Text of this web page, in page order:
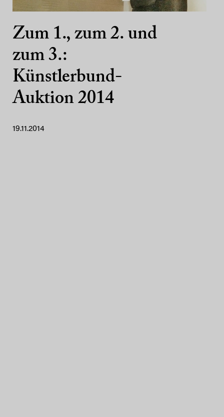
Zum 1., zum 2. und
zum 3.:
Künstlerbund-
Auktion 2014
19.11.2014